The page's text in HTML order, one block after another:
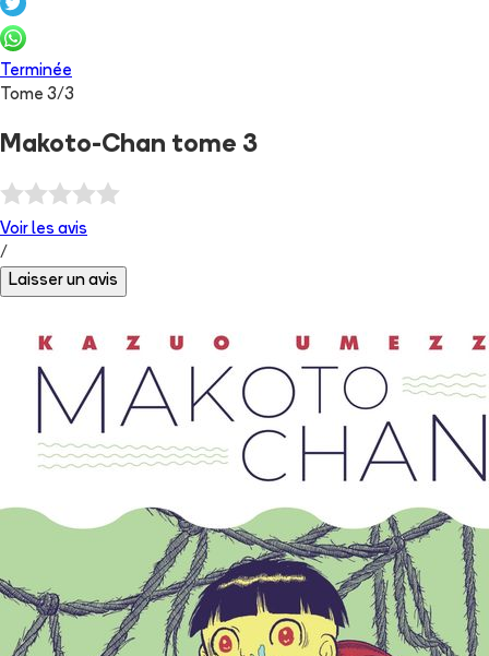
Terminée
Tome 3/3
Makoto-Chan tome 3
Voir les avis
/
Laisser un avis